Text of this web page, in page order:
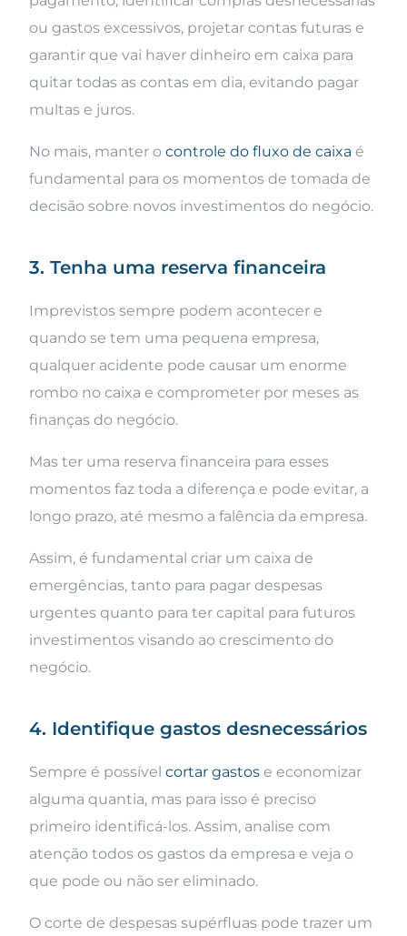
ou gastos excessivos, projetar contas futuras e
garantir que vai haver dinheiro em caixa para
quitar todas as contas em dia, evitando pagar
multas e juros.
No mais, manter ocontrole do fluxo de caixa é
fundamental para os momentos de tomada de
decisão sobre novos investimentos do negócio.
3. Tenha uma reserva financeira
Imprevistos sempre podem acontecer e
quando se tem uma pequena empresa,
qualquer acidente pode causar um enorme
rombo no caixa e comprometer por meses as
finanças do negócio.
Mas ter uma reserva financeira para esses
momentos faz toda a diferença e pode evitar, a
longo prazo, até mesmo a falência da empresa.
Assim, é fundamental criar um caixa de
emergências, tanto para pagar despesas
urgentes quanto para ter capital para futuros
investimentos visando ao crescimento do
negócio.
4. Identifique gastos desnecessários
Sempre é possívelcortar gastos e economizar
alguma quantia, mas para isso é preciso
primeiro identificá-los. Assim, analise com
atenção todos os gastos da empresa e veja o
que pode ou não ser eliminado.
O corte de despesas supérfluas pode trazer um